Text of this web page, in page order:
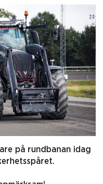
på rundbanan idag